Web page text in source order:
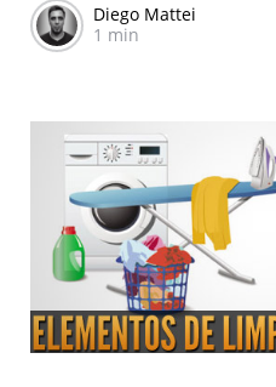
Diego Mattei
1 min